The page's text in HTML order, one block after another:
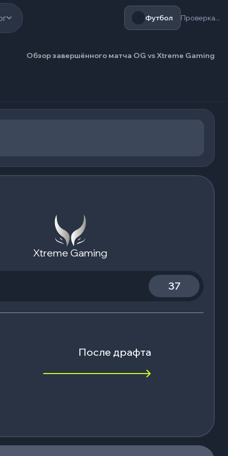
Футбол Проверка...
Обзор завершённого матча OG vs Xtreme Gaming
Xtreme Gaming
37
После драфта